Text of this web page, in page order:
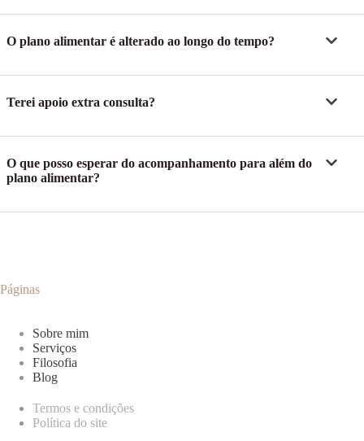
O plano alimentar é alterado ao longo do tempo?
Terei apoio extra consulta?
O que posso esperar do acompanhamento para além do
plano alimentar?
Páginas
Sobre mim
Serviços
Filosofia
Blog
Termos e condições
Política do site